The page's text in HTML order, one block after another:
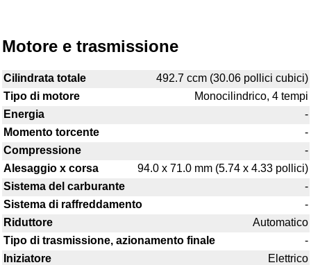
Motore e trasmissione
Cilindrata totale
492.7 ccm (30.06 pollici cubici)
Tipo di motore
Monocilindrico, 4 tempi
Energia
-
Momento torcente
-
Compressione
-
Alesaggio x corsa
94.0 x 71.0 mm (5.74 x 4.33 pollici)
Sistema del carburante
-
Sistema di raffreddamento
-
Riduttore
Automatico
Tipo di trasmissione, azionamento finale
-
Iniziatore
Elettrico